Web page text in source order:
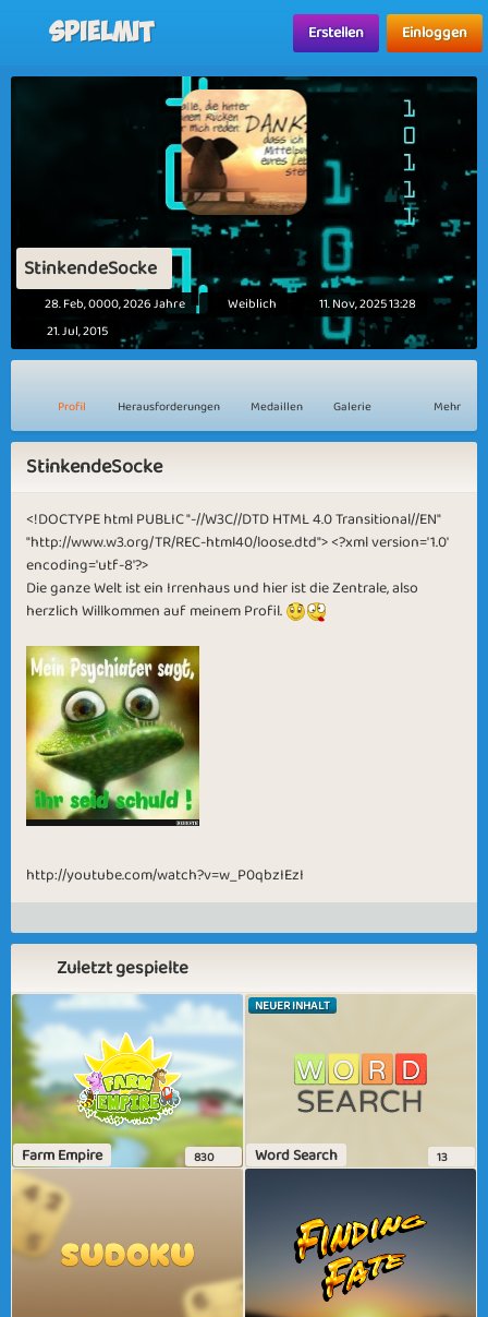
Spielmit Erstellen Einloggen
StinkendeSocke
28. Feb, 0000, 2026 Jahre Weiblich
11. Nov, 2025 13:28
21. Jul, 2015
Profil Herausforderungen Medaillen Galerie Mehr
StinkendeSocke
<!DOCTYPE html PUBLIC "-//W3C//DTD HTML 4.0 Transitional//EN"
"http://www.w3.org/TR/REC-html40/loose.dtd"> <?xml version='1.0'
encoding='utf-8'?>
Die ganze Welt ist ein Irrenhaus und hier ist die Zentrale, also
herzlich Willkommen auf meinem Profil.
http://youtube.com/watch?v=w_P0qbzIEzI
Zuletzt gespielte
Farm Empire 830
NEUER INHALT
Word Search 13